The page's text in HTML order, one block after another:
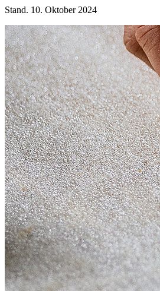
Stand. 10. Oktober 2024